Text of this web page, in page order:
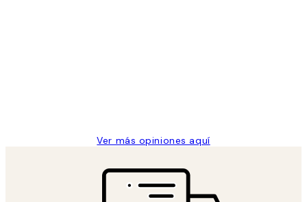
Ver más opiniones aquí